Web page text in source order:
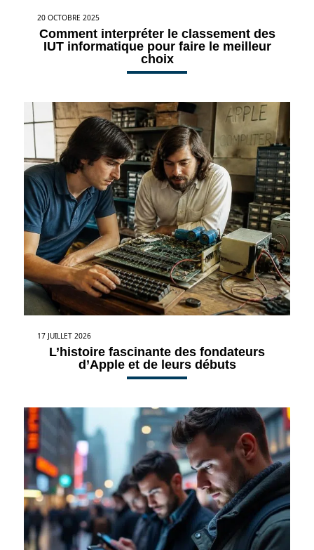
20 OCTOBRE 2025
Comment interpréter le classement des
IUT informatique pour faire le meilleur
choix
17 JUILLET 2026
L’histoire fascinante des fondateurs
d’Apple et de leurs débuts